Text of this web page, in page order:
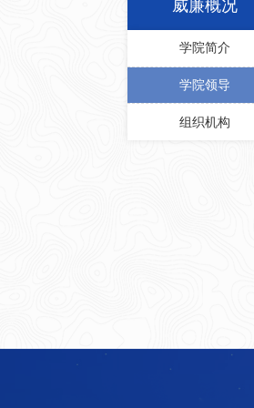
威廉概况
学院简介
学院领导
组织机构